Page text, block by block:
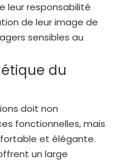
leur responsabilité
de leur image de
sensibles au
du
doit non
fonctionnelles, mais
et élégante.
un large